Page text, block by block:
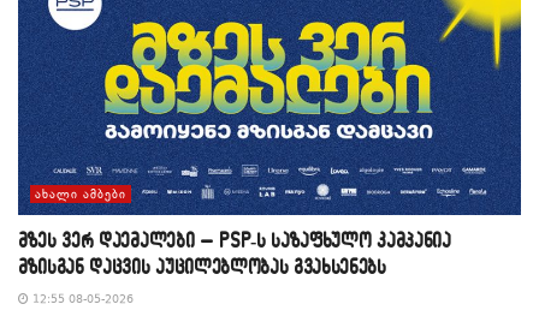
ᲐᲮᲐᲚᲘ ᲐᲛᲑᲔᲑᲘ
მზეს ვერ დაემალები – PSP-ს საზაფხულო კამპანია
მზისგან დაცვის აუცილებლობას გვახსენებს
12:55 08-05-2026